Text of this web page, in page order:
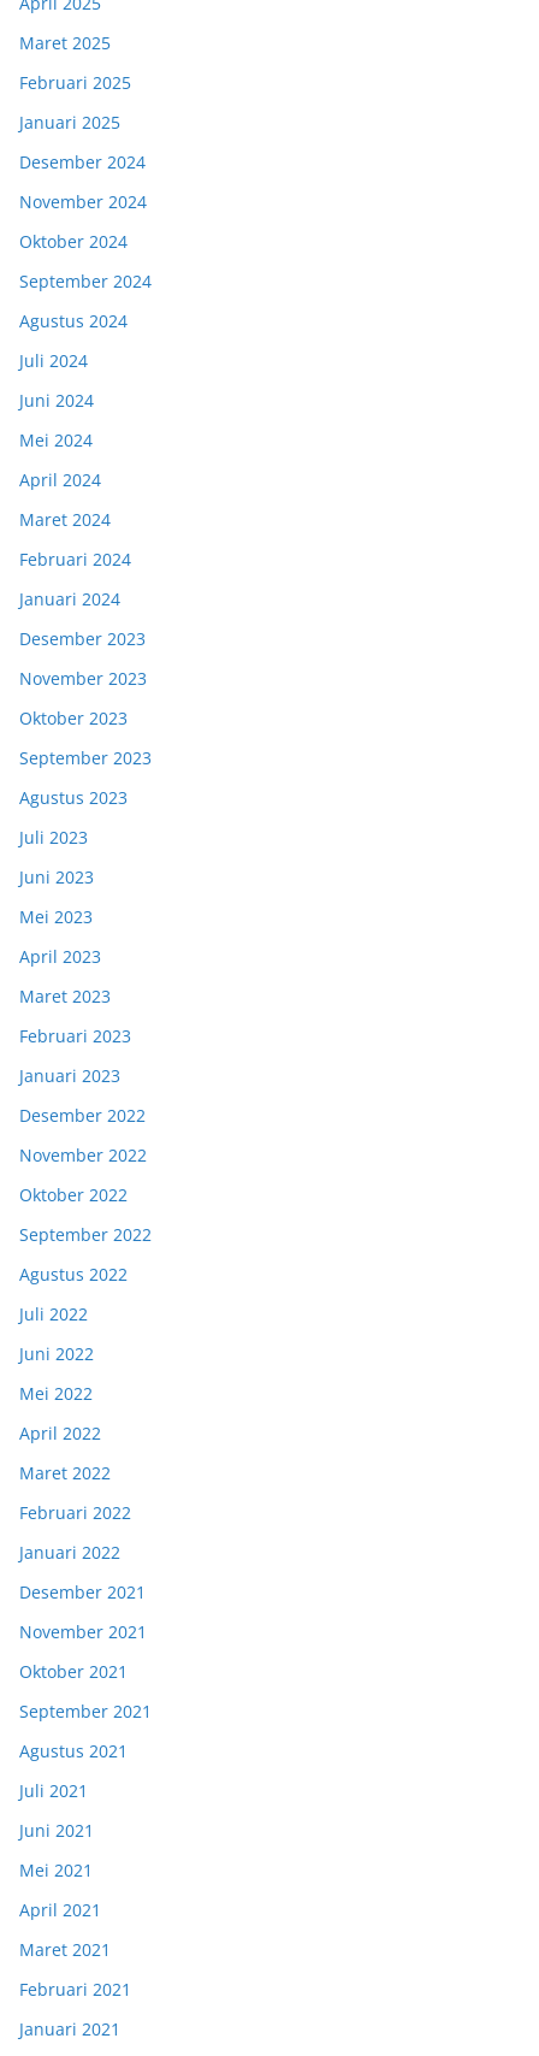
Maret 2025
Februari 2025
Januari 2025
Desember 2024
November 2024
Oktober 2024
September 2024
Agustus 2024
Juli 2024
Juni 2024
Mei 2024
April 2024
Maret 2024
Februari 2024
Januari 2024
Desember 2023
November 2023
Oktober 2023
September 2023
Agustus 2023
Juli 2023
Juni 2023
Mei 2023
April 2023
Maret 2023
Februari 2023
Januari 2023
Desember 2022
November 2022
Oktober 2022
September 2022
Agustus 2022
Juli 2022
Juni 2022
Mei 2022
April 2022
Maret 2022
Februari 2022
Januari 2022
Desember 2021
November 2021
Oktober 2021
September 2021
Agustus 2021
Juli 2021
Juni 2021
Mei 2021
April 2021
Maret 2021
Februari 2021
Januari 2021